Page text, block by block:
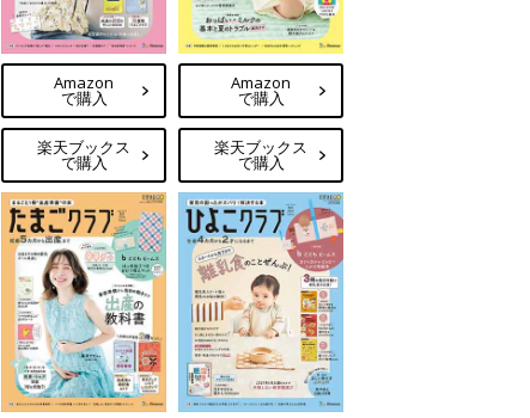
Amazon
で購入
楽天ブックス
で購入
Amazon
で購入
楽天ブックス
で購入